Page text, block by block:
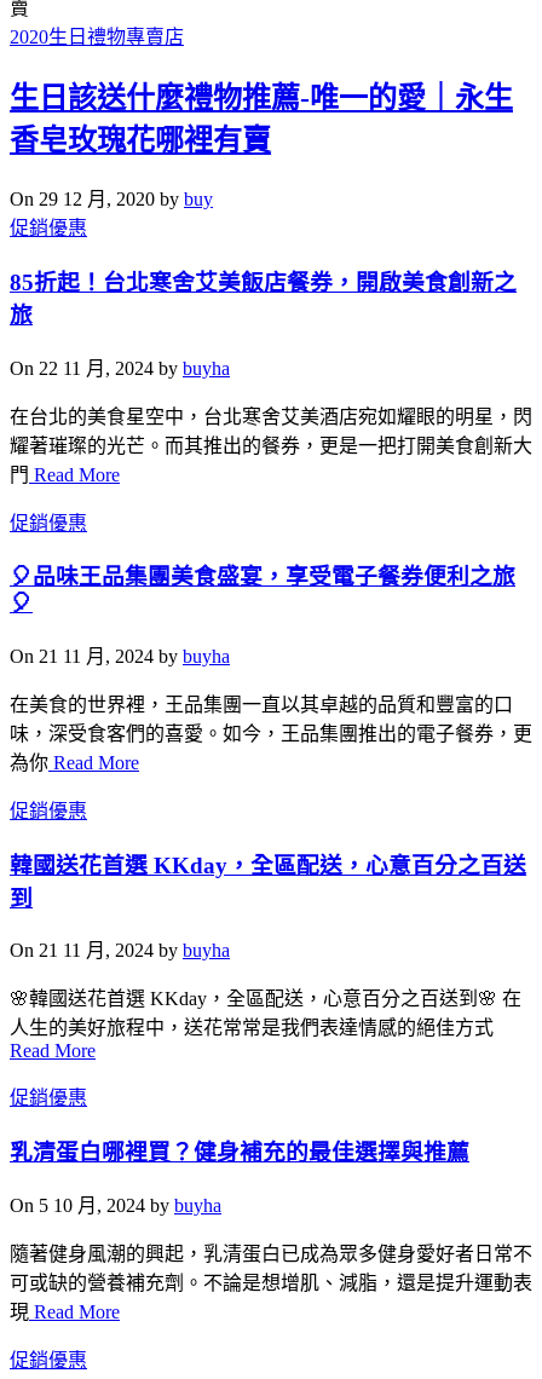
2020生日禮物專賣店
生日該送什麼禮物推薦-唯一的愛｜永生
香皂玫瑰花哪裡有賣
On 29 12 月, 2020 by buy
促銷優惠
85折起！台北寒舍艾美飯店餐券，開啟美食創新之
旅
On 22 11 月, 2024 by buyha
在台北的美食星空中，台北寒舍艾美酒店宛如耀眼的明星，閃
耀著璀璨的光芒。而其推出的餐券，更是一把打開美食創新大
門 Read More
促銷優惠
🎈品味王品集團美食盛宴，享受電子餐券便利之旅
🎈
On 21 11 月, 2024 by buyha
在美食的世界裡，王品集團一直以其卓越的品質和豐富的口
味，深受食客們的喜愛。如今，王品集團推出的電子餐券，更
為你 Read More
促銷優惠
韓國送花首選 KKday，全區配送，心意百分之百送
到
On 21 11 月, 2024 by buyha
🌸韓國送花首選 KKday，全區配送，心意百分之百送到🌸 在
人生的美好旅程中，送花常常是我們表達情感的絕佳方式
Read More
促銷優惠
乳清蛋白哪裡買？健身補充的最佳選擇與推薦
On 5 10 月, 2024 by buyha
隨著健身風潮的興起，乳清蛋白已成為眾多健身愛好者日常不
可或缺的營養補充劑。不論是想增肌、減脂，還是提升運動表
現 Read More
促銷優惠